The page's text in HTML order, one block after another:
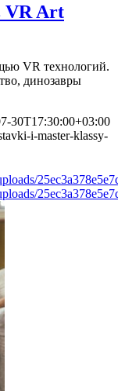
VR Art
VR технологий.
динозавры
30T17:30:00+03:00
i-master-klassy-